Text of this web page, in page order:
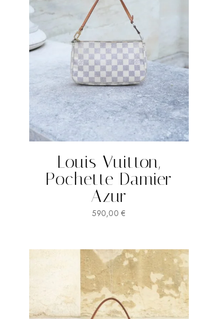
Louis Vuitton,
Pochette Damier
Azur
590,00€